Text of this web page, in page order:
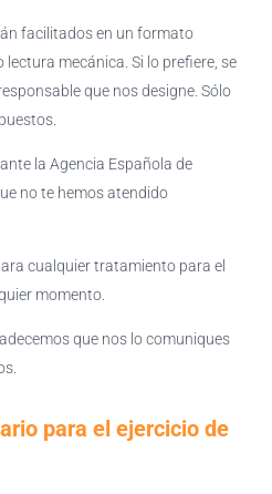
facilitados en un formato
mecánica. Si lo prefiere, se
que nos designe. Sólo
la Agencia Española de
no te hemos atendido
cualquier tratamiento para el
momento.
que nos lo comuniques
para el ejercicio de